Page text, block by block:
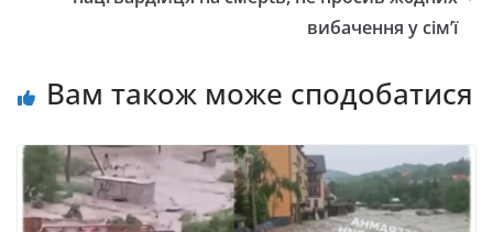
вибачення у cім’ї
Вам також може сподобатися